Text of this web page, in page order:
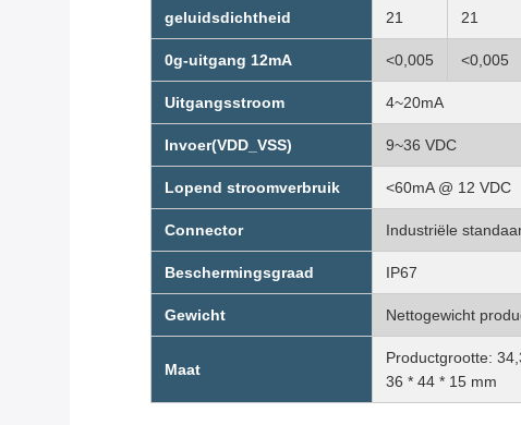
geluidsdichtheid 21 21
0g-uitgang 12mA <0,005 <0,005
Uitgangsstroom 4~20mA
Invoer(VDD_VSS) 9~36 VDC
Lopend stroomverbruik <60mA @ 12 VDC
Connector Industriële
Beschermingsgraad IP67
Gewicht Nettogewicht
Maat
Productgrootte:
36 * 44 * 15 mm